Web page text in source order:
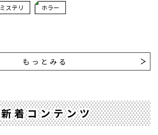
ミステリ ホラー
もっとみる
新着コンテンツ